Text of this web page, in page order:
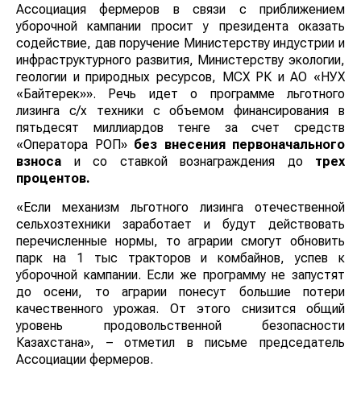
Ассоциация фермеров в связи с приближением
уборочной кампании просит у президента оказать
содействие, дав поручение Министерству индустрии и
инфраструктурного развития, Министерству экологии,
геологии и природных ресурсов, МСХ РК и АО «НУХ
«Байтерек»». Речь идет о программе льготного
лизинга с/х техники с объемом финансирования в
пятьдесят миллиардов тенге за счет средств
«Оператора РОП» без внесения первоначального
взноса и со ставкой вознаграждения до трех
процентов.
«Если механизм льготного лизинга отечественной
сельхозтехники заработает и будут действовать
перечисленные нормы, то аграрии смогут обновить
парк на 1 тыс тракторов и комбайнов, успев к
уборочной кампании. Если же программу не запустят
до осени, то аграрии понесут большие потери
качественного урожая. От этого снизится общий
уровень продовольственной безопасности
Казахстана», – отметил в письме председатель
Ассоциации фермеров.